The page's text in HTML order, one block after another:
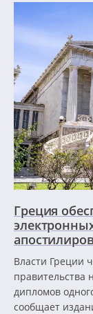
Греция
Власти Греции
правительства
дипломов
сообщает